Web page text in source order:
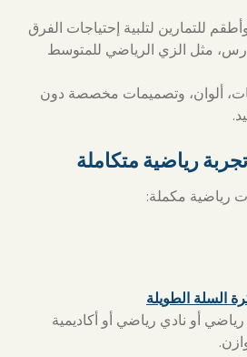
للتمارين لتلبية إحتياجات الفرق
مثل الزي الرياضي للمتوسط
ألوان، وتصميمات مخصصة دون
رياضية متكاملة
السلة الطويلة
أو نادي رياضي أو أكاديمية